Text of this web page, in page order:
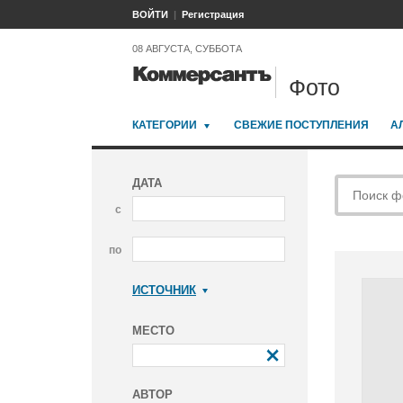
ВОЙТИ Регистрация
08 АВГУСТА, СУББОТА
Фото
КАТЕГОРИИ СВЕЖИЕ ПОСТУПЛЕНИЯ
ДАТА
с
по
ИСТОЧНИК
МЕСТО
АВТОР